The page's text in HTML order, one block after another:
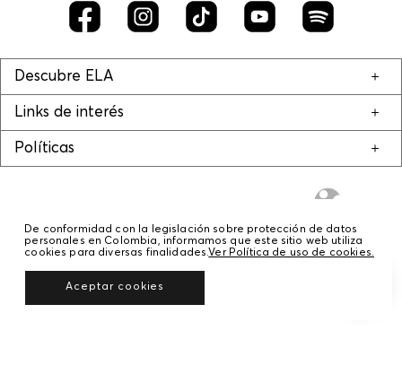
Descubre ELA
Links de interés
Políticas
© COPYRIGHT 2020 STF GROUP S.A. TODOS LOS DERECHOS RESERVADOS.
De conformidad con la legislación sobre protección de datos
personales en Colombia, informamos que este sitio web utiliza
cookies para diversas finalidades.Ver Política de uso de cookies.
Aceptar cookies